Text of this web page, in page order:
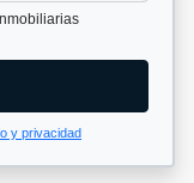
y privacidad